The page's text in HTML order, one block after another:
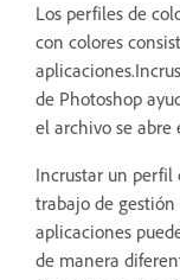
Los perfiles de
con colores
de Photoshop
el archivo se abre
Incrustar un perfil
trabajo de
aplicaciones
de manera